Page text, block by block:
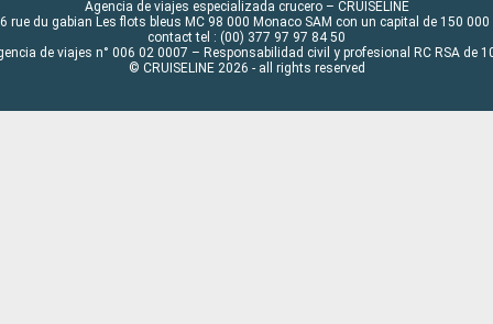
Agencia de viajes especializada crucero – CRUISELINE
rue du gabian Les flots bleus MC 98 000 Monaco SAM con un capital de 150 000
contact tel : (00) 377 97 97 84 50
de viajes n° 006 02 0007 – Responsabilidad civil y profesional RC RSA de
© CRUISELINE 2026 - all rights reserved